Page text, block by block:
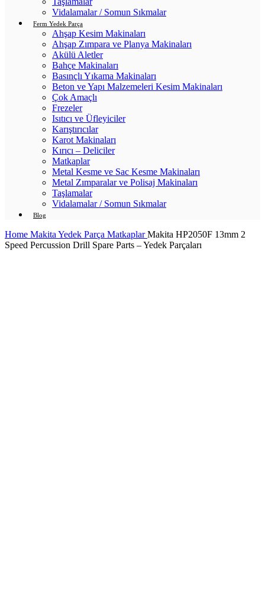
Vidalamalar / Somun Sıkmalar
Ferm Yedek Parça
Ahşap Kesim Makinaları
Ahşap Zımpara ve Planya Makinaları
Akülü Aletler
Bahçe Makinaları
Basınçlı Yıkama Makinaları
Beton ve Yapı Malzemeleri Kesim Makinaları
Çok Amaçlı
Frezeler
Isıtıcı ve Üfleyiciler
Karıştırıcılar
Karot Makinaları
Kırıcı – Deliciler
Matkaplar
Metal Kesme ve Sac Kesme Makinaları
Metal Zımparalar ve Polisaj Makinaları
Taşlamalar
Vidalamalar / Somun Sıkmalar
Blog
Home Makita Yedek Parça MatkaplarMakita HP2050F 13mm 2
Speed Percussion Drill Spare Parts – Yedek Parçaları